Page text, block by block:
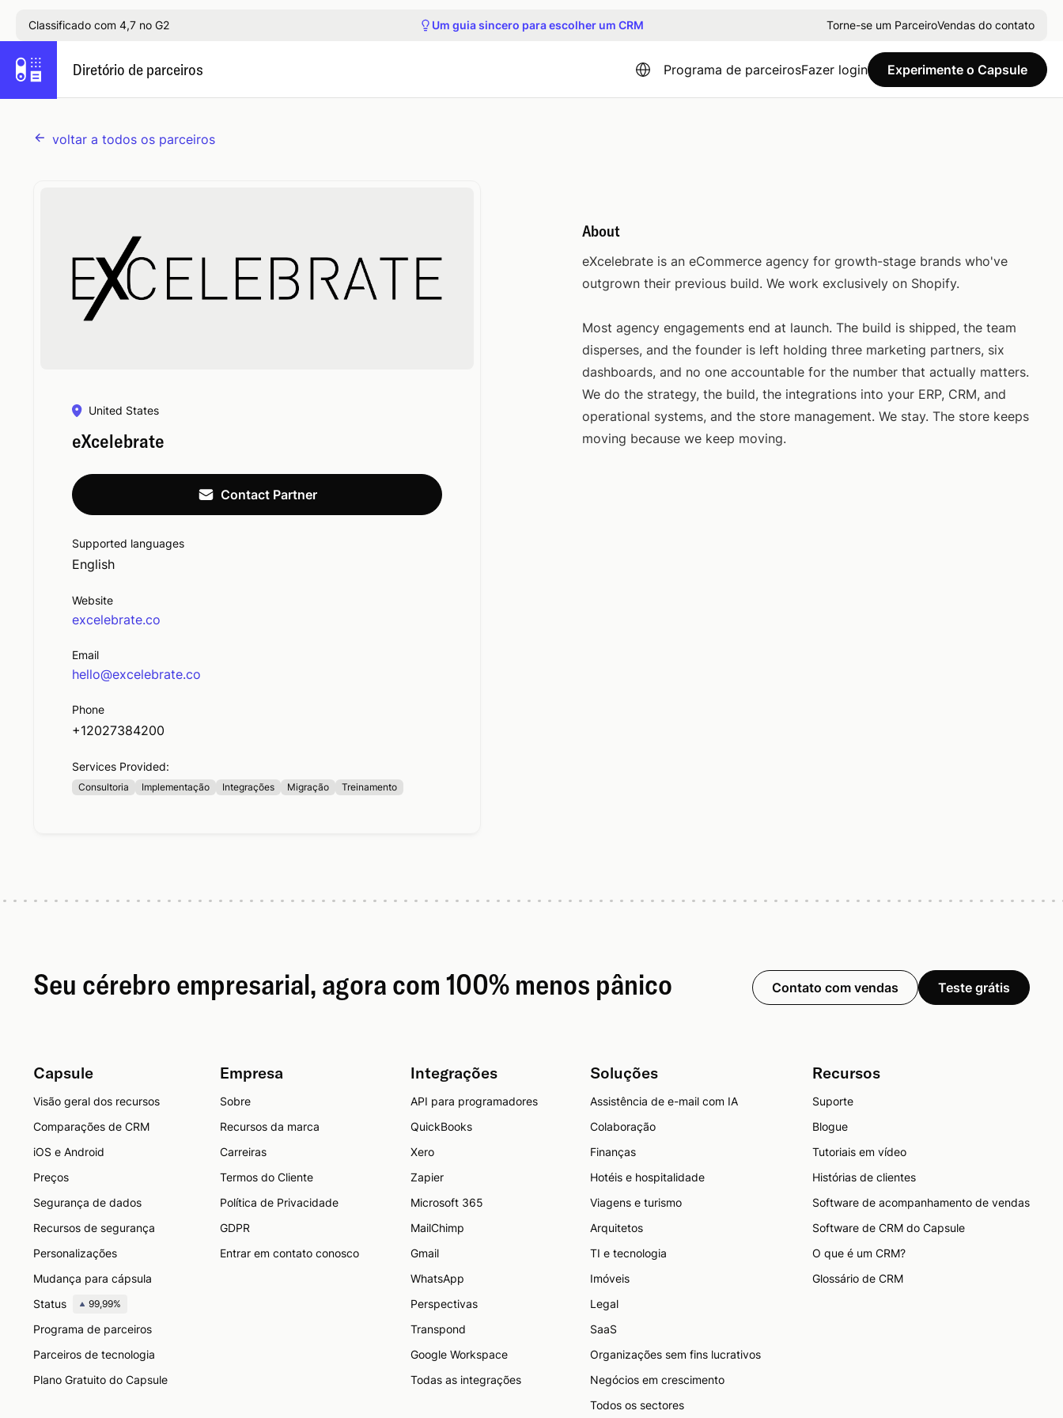
Classificado com 4,7 no G2
Um guia sincero para escolher um CRM
Participe do próximo tour do produto
Torne-se um ParceiroVendas do contato
Diretório de parceiros Programa de parceirosFazer login Experimente o Capsule
voltar a todos os parceiros
United States
eXcelebrate
Contact Partner
Supported languages
English
Website
excelebrate.co
Email
hello@excelebrate.co
Phone
+12027384200
Services Provided:
Consultoria Implementação Integrações Migração Treinamento
About
eXcelebrate is an eCommerce agency for growth-stage brands who've
outgrown their previous build. We work exclusively on Shopify.
Most agency engagements end at launch. The build is shipped, the team
disperses, and the founder is left holding three marketing partners, six
dashboards, and no one accountable for the number that actually matters.
We do the strategy, the build, the integrations into your ERP, CRM, and
operational systems, and the store management. We stay. The store keeps
moving because we keep moving.
Seu cérebro empresarial, agora com 100% menos pânico Contato com vendas Teste grátis
Capsule
Visão geral dos recursos
Comparações de CRM
iOS e Android
Preços
Segurança de dados
Recursos de segurança
Personalizações
Mudança para cápsula
Status
99,99%
Programa de parceiros
Parceiros de tecnologia
Plano Gratuito do Capsule
Empresa
Sobre
Recursos da marca
Carreiras
Termos do Cliente
Política de Privacidade
GDPR
Entrar em contato conosco
Integrações
API para programadores
QuickBooks
Xero
Zapier
Microsoft 365
MailChimp
Gmail
WhatsApp
Perspectivas
Transpond
Google Workspace
Todas as integrações
Soluções
Assistência de e-mail com IA
Colaboração
Finanças
Hotéis e hospitalidade
Viagens e turismo
Arquitetos
TI e tecnologia
Imóveis
Legal
SaaS
Organizações sem fins lucrativos
Negócios em crescimento
Todos os sectores
Recursos
Suporte
Blogue
Tutoriais em vídeo
Histórias de clientes
Software de acompanhamento de vendas
Software de CRM do Capsule
O que é um CRM?
Glossário de CRM